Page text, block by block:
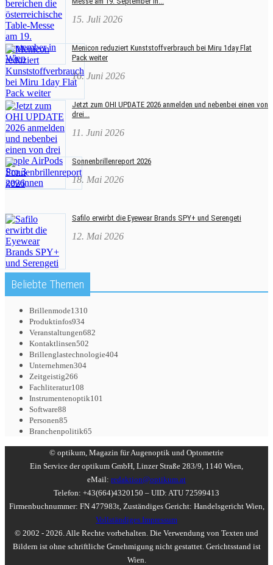
15. Juli 2026
Menicon reduziert Kunststoffverbrauch bei Miru 1day Flat
Pack weiter
16. Juni 2026
Jetzt zum OHI UPDATE 2026 anmelden und nebenbei einen von
drei...
11. Juni 2026
Sonnenbrillenreport 2026
18. Mai 2026
Safilo erwirbt die Eyewear Brands SPY+ und Serengeti
12. Mai 2026
Beliebte Themen
Brillenmode1310
Produktinfos934
Veranstaltungen682
Kontaktlinsen502
Brillenglastechnologie404
Unternehmen304
Zeitgeistig266
Fachliteratur108
Instrumentenoptik101
Software88
Personen85
Branchenpolitik65
© optikum, Magazin für Augenoptik und Optometrie
Ein Service der optikum GmbH, Linzer Straße 283/9, 1140 Wien,
eMail: redaktion@optikum.at
Telefon: +43(664)4320150 – UID: ATU 72599413
Firmenbuchnummer: FN 477983t, Zuständiges Gericht: Handelsgericht Wien,
Vollständiges Impressum
© 2002 - 2026. Alle Rechte vorbehalten. Die Verwendung von Texten und
Bildern ist ohne schriftliche Genehmigung nicht gestattet. Gerichtsstand ist
Wien.